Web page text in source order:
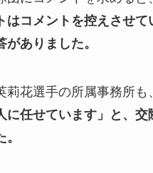
はコメントを控えさせて
がありました。
莉花選手の所属事務所も、
に任せています」と、交